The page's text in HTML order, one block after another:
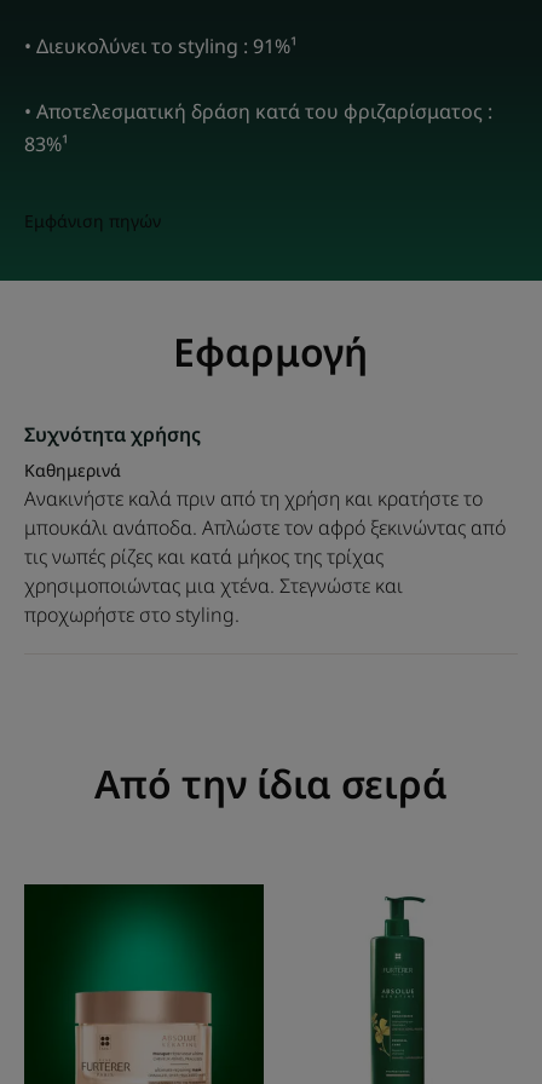
• Διευκολύνει το styling : 91%¹
• Αποτελεσματική δράση κατά του φριζαρίσματος :
83%¹
Εμφάνιση πηγών
Εφαρμογή
Συχνότητα χρήσης
Καθημερινά
Ανακινήστε καλά πριν από τη χρήση και κρατήστε το
μπουκάλι ανάποδα. Απλώστε τον αφρό ξεκινώντας από
τις νωπές ρίζες και κατά μήκος της τρίχας
χρησιμοποιώντας μια χτένα. Στεγνώστε και
προχωρήστε στο styling.
Από την ίδια σειρά
-
Κανονικά
Σαμπουάν
Αναδόμησης